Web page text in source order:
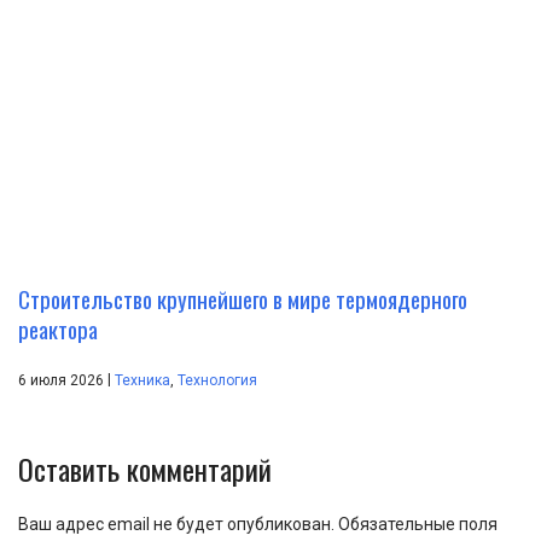
Строительство крупнейшего в мире термоядерного
реактора
6 июля 2026 | Техника Технология
Оставить комментарий
Ваш адрес email не будет опубликован. Обязательные поля